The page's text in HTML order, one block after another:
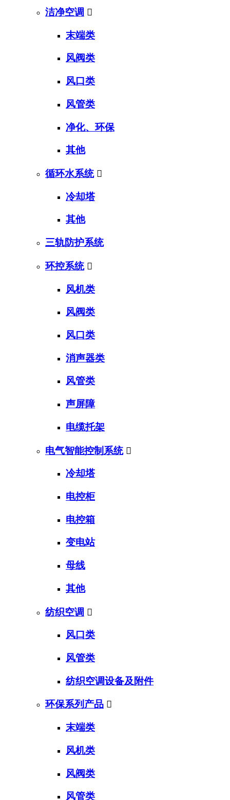
洁净空调 
末端类
风阀类
风口类
风管类
净化、环保
其他
循环水系统 
冷却塔
其他
三轨防护系统
环控系统 
风机类
风阀类
风口类
消声器类
风管类
声屏障
电缆托架
电气智能控制系统 
冷却塔
电控柜
电控箱
变电站
母线
其他
纺织空调 
风口类
风管类
纺织空调设备及附件
环保系列产品 
末端类
风机类
风阀类
风管类